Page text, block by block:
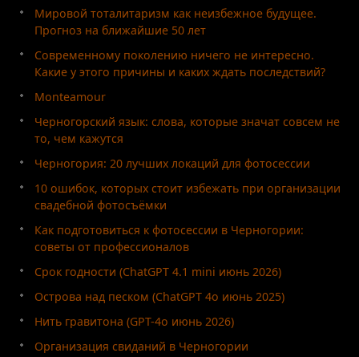
Мировой тоталитаризм как неизбежное будущее.
Прогноз на ближайшие 50 лет
Современному поколению ничего не интересно.
Какие у этого причины и каких ждать последствий?
Monteamour
Черногорский язык: слова, которые значат совсем не
то, чем кажутся
Черногория: 20 лучших локаций для фотосессии
10 ошибок, которых стоит избежать при организации
свадебной фотосъёмки
Как подготовиться к фотосессии в Черногории:
советы от профессионалов
Срок годности (ChatGPT 4.1 mini июнь 2026)
Острова над песком (ChatGPT 4o июнь 2025)
Нить гравитона (GPT-4o июнь 2026)
Организация свиданий в Черногории